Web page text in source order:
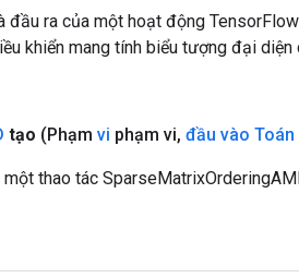
ra của một hoạt động
khiển mang tính biểu tượng đại diện
tạo (Phạm vi phạm vi, đầu vào Toán
thao tác